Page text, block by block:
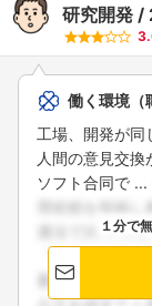
研究開発
働く環境（
工場、開発が同
人間の意見交換
ソフト合同で ...
１分で